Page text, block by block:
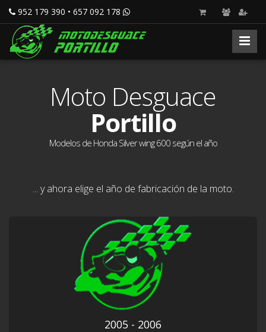
952 179 390 • 657 092 178
Moto Desguace
Portillo
Modelos de Honda Silver wing 600 según el año
... y ahora elige el año de fabricación de la moto.
2005 - 2006